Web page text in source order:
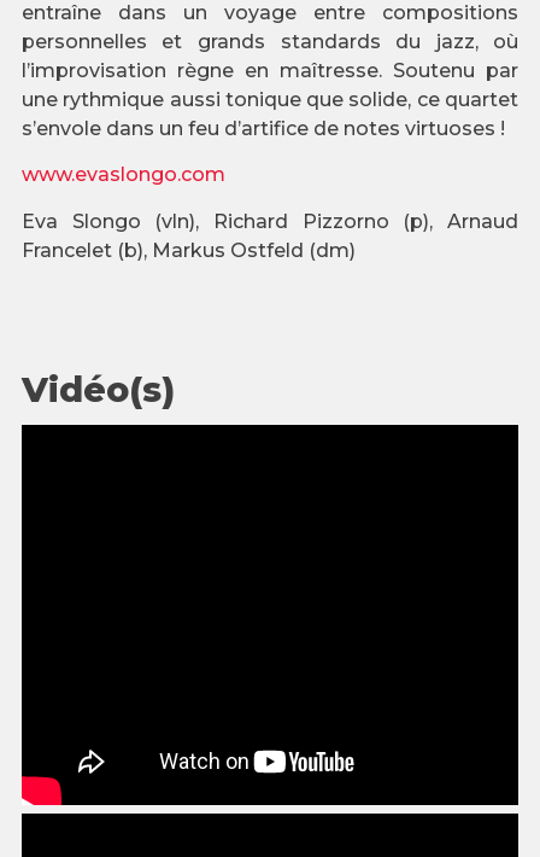
entraîne dans un voyage entre compositions
personnelles et grands standards du jazz, où
l’improvisation règne en maîtresse. Soutenu par
une rythmique aussi tonique que solide, ce quartet
s’envole dans un feu d’artifice de notes virtuoses !
www.evaslongo.com
Eva Slongo (vln), Richard Pizzorno (p), Arnaud
Francelet (b), Markus Ostfeld (dm)
Vidéo(s)